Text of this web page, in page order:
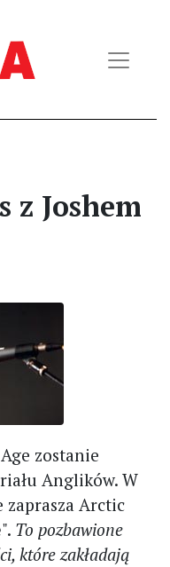
z Joshem
zostanie
Anglików. W
zaprasza Arctic
To pozbawione
które zakładają